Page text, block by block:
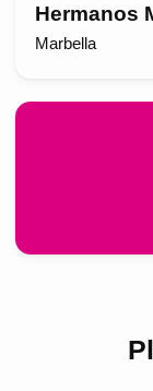
Hermanos
Marbella